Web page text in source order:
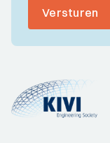
Versturen